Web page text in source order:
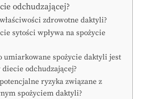
odchudzającej?
zdrowotne daktyli?
sytości wpływa na spożycie
umiarkowane spożycie daktyli jest
diecie odchudzającej?
ryzyka związane z
spożyciem daktyli?